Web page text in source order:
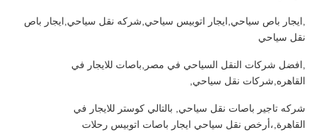
,ايجار باص سياحي,ايجار اتوبيس سياحي,شركه نقل سياحي,ايجار باص
نقل سياحي
,افضل شركات النقل السياحي في مصر,باصات للايجار في
القاهره,شركات نقل سياحي,
شركه تاجير باصات نقل سياحي, بالتالي كوستر للايجار في
القاهرة,،أرخص نقل سياحي ايجار باصات اتوبيس رحلات